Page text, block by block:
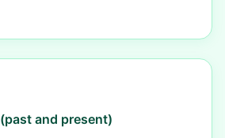
and present)